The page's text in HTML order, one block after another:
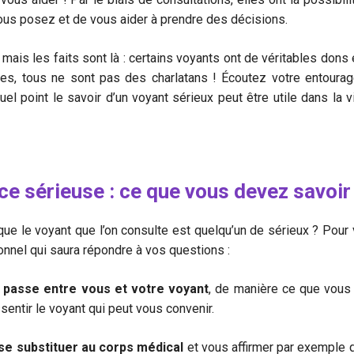
posez et de vous aider à prendre des décisions.
les faits sont là : certains voyants ont de véritables dons
tous ne sont pas des charlatans ! Écoutez votre
point le savoir d’un voyant sérieux peut être utile dans la
sérieuse : ce que vous devez savoir
le voyant que l’on consulte est quelqu’un de sérieux ?
qui saura répondre à vos questions :
passe entre vous et votre voyant, de manière ce que
le voyant qui peut vous convenir.
substituer au corps médical et vous affirmer par exemple